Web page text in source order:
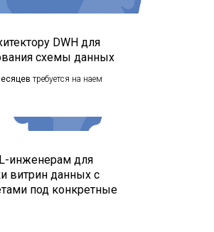
DWH для
схемы данных
инженерам для
витрин данных с
под конкретные
требуется на наем